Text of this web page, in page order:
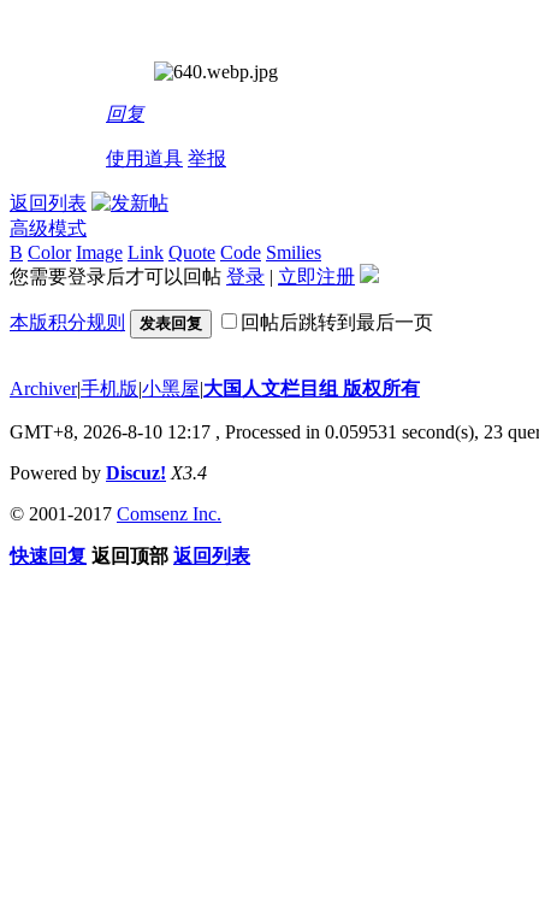
回复
使用道具 举报
返回列表
高级模式
B Color Image Link Quote Code Smilies
您需要登录后才可以回帖 登录 | 立即注册
本版积分规则 发表回复 回帖后跳转到最后一页
Archiver|手机版|小黑屋|大国人文栏目组 版权所有
GMT+8, 2026-8-10 12:17 , Processed in 0.059531 second(s), 23
Powered by Discuz! X3.4
© 2001-2017 Comsenz Inc.
快速回复 返回顶部 返回列表